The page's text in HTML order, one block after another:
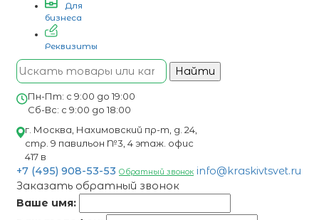
Для
бизнеса
Реквизиты
Найти
Пн-Пт: с 9:00 до 19:00
Сб-Вс: с 9:00 до 18:00
г. Москва, Нахимовский пр-т, д. 24,
стр. 9 павильон №3, 4 этаж. офис
417 в
+7 (495) 908-53-53 Обратный звонок info@kraskivtsvet.ru
Заказать обратный звонок
Ваше имя: